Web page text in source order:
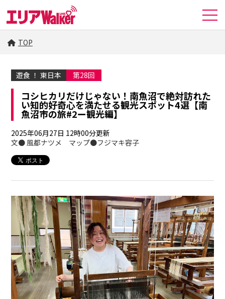
TOP
遊食 ！ 東日本 第28回
コシヒカリだけじゃない！南魚沼で絶対訪れた
い知的好奇心を満たせる観光スポット4選【南
魚沼市の旅#2ー観光編】
2025年06月27日 12時00分更新
文● 風都ナツメ マップ●フジマキ容子